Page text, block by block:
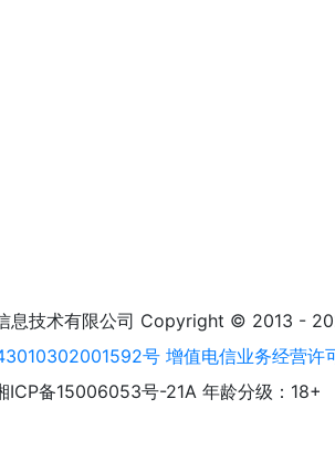
息技术有限公司 Copyright © 2013 -
号增值电信业务经营
ICP备15006053号-21A 年龄分级：18+